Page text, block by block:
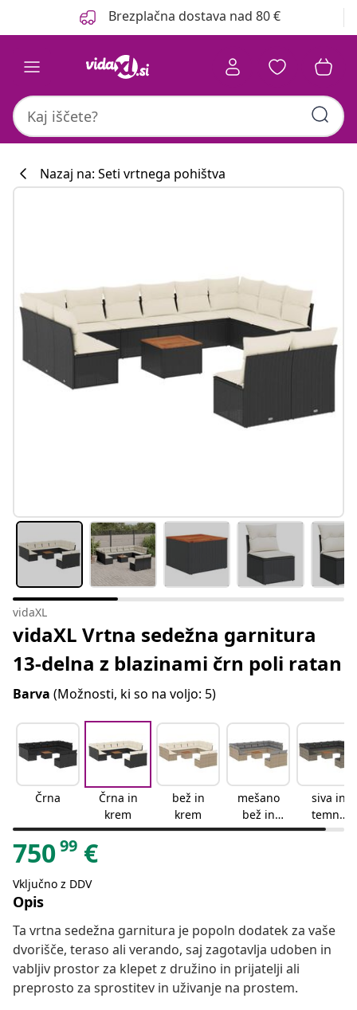
Brezplačna dostava nad 80 €
Nazaj na: Seti vrtnega pohištva
vidaXL
vidaXL Vrtna sedežna garnitura
13-delna z blazinami črn poli ratan
Barva (Možnosti, ki so na voljo: 5)
Črna
Črna in
krem
bež in
krem
mešano
bež in
svetlo
siva in
temno
siva
75099 €
Vključno z DDV
Opis
Ta vrtna sedežna garnitura je popoln dodatek za vaše
dvorišče, teraso ali verando, saj zagotavlja udoben in
vabljiv prostor za klepet z družino in prijatelji ali
preprosto za sprostitev in uživanje na prostem.